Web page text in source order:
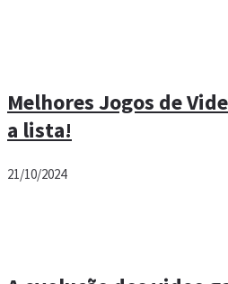
Melhores Jogos de
a lista!
21/10/2024